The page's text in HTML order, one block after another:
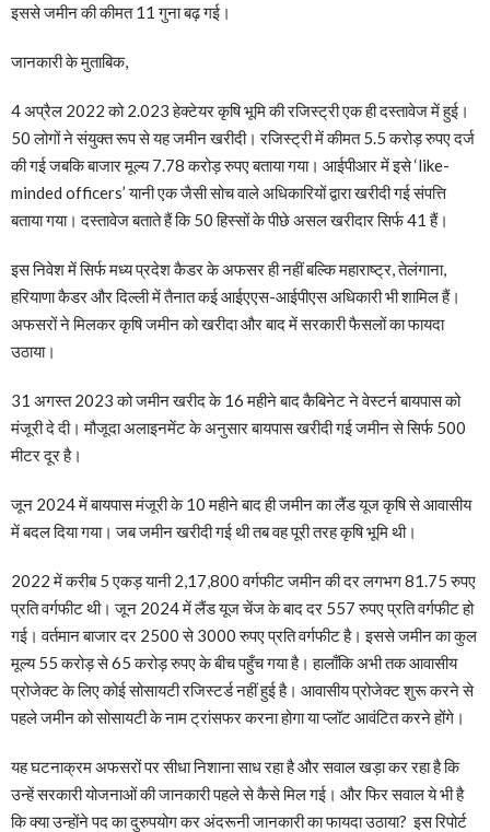
इससे जमीन की कीमत 11 गुना बढ़ गई।
जानकारी के मुताबिक,
4 अप्रैल 2022 को 2.023 हेक्टेयर कृषि भूमि की रजिस्ट्री एक ही दस्तावेज में हुई।
50 लोगों ने संयुक्त रूप से यह जमीन खरीदी। रजिस्ट्री में कीमत 5.5 करोड़ रुपए दर्ज
की गई जबकि बाजार मूल्य 7.78 करोड़ रुपए बताया गया। आईपीआर में इसे ‘like-
minded officers’ यानी एक जैसी सोच वाले अधिकारियों द्वारा खरीदी गई संपत्ति
बताया गया। दस्तावेज बताते हैं कि 50 हिस्सों के पीछे असल खरीदार सिर्फ 41 हैं।
इस निवेश में सिर्फ मध्य प्रदेश कैडर के अफसर ही नहीं बल्कि महाराष्ट्र, तेलंगाना,
हरियाणा कैडर और दिल्ली में तैनात कई आईएएस-आईपीएस अधिकारी भी शामिल हैं।
अफसरों ने मिलकर कृषि जमीन को खरीदा और बाद में सरकारी फैसलों का फायदा
उठाया।
31 अगस्त 2023 को जमीन खरीद के 16 महीने बाद कैबिनेट ने वेस्टर्न बायपास को
मंजूरी दे दी। मौजूदा अलाइनमेंट के अनुसार बायपास खरीदी गई जमीन से सिर्फ 500
मीटर दूर है।
जून 2024 में बायपास मंजूरी के 10 महीने बाद ही जमीन का लैंड यूज कृषि से आवासीय
में बदल दिया गया। जब जमीन खरीदी गई थी तब वह पूरी तरह कृषि भूमि थी।
2022 में करीब 5 एकड़ यानी 2,17,800 वर्गफीट जमीन की दर लगभग 81.75 रुपए
प्रति वर्गफीट थी। जून 2024 में लैंड यूज चेंज के बाद दर 557 रुपए प्रति वर्गफीट हो
गई। वर्तमान बाजार दर 2500 से 3000 रुपए प्रति वर्गफीट है। इससे जमीन का कुल
मूल्य 55 करोड़ से 65 करोड़ रुपए के बीच पहुँच गया है। हालाँकि अभी तक आवासीय
प्रोजेक्ट के लिए कोई सोसायटी रजिस्टर्ड नहीं हुई है। आवासीय प्रोजेक्ट शुरू करने से
पहले जमीन को सोसायटी के नाम ट्रांसफर करना होगा या प्लॉट आवंटित करने होंगे।
यह घटनाक्रम अफसरों पर सीधा निशाना साध रहा है और सवाल खड़ा कर रहा है कि
उन्हें सरकारी योजनाओं की जानकारी पहले से कैसे मिल गई। और फिर सवाल ये भी है
कि क्या उन्होंने पद का दुरुपयोग कर अंदरूनी जानकारी का फायदा उठाया? इस रिपोर्ट